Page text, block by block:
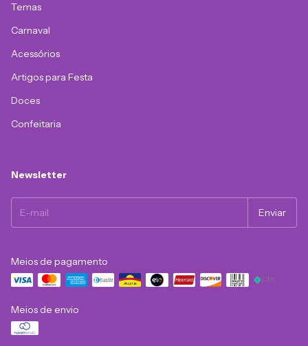
Temas
Carnaval
Acessórios
Artigos para Festa
Doces
Confeitaria
Newsletter
Meios de pagamento
Meios de envio